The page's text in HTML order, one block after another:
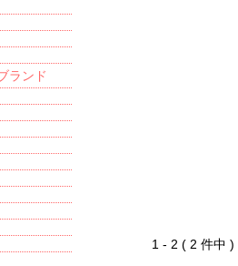
1 - 2 ( 2 件
ランド